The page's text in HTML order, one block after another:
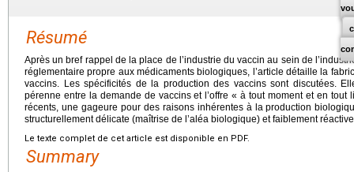
Résumé
Après un bref rappel de la place de l’industrie du vaccin au sein de
réglementaire propre aux médicaments biologiques, l’article détaille la
vaccins. Les spécificités de la production des vaccins sont discutées.
pérenne entre la demande de vaccins et l’offre « à tout moment et en tout
récents, une gageure pour des raisons inhérentes à la production
structurellement délicate (maîtrise de l’aléa biologique) et faiblement
Le texte complet de cet article est disponible en PDF.
Summary